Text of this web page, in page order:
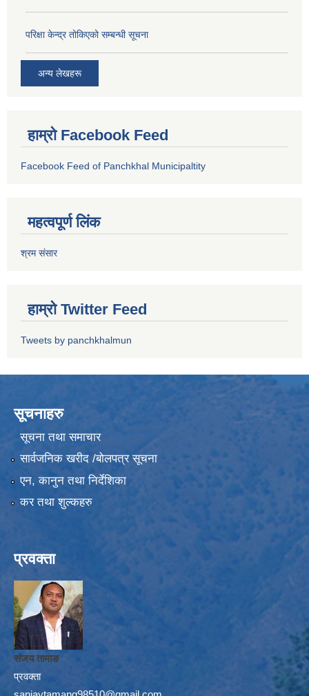
परिक्षा केन्द्र तोकिएको सम्बन्धी सूचना
अन्य लेखहरू
हाम्रो Facebook Feed
Facebook Feed of Panchkhal Municipaltity
महत्वपूर्ण लिंक
श्रम संसार
हाम्रो Twitter Feed
Tweets by panchkhalmun
सूचनाहरु
सूचना तथा समाचार
सार्वजनिक खरीद /बोलपत्र सूचना
एन, कानुन तथा निर्देशिका
कर तथा शुल्कहरु
प्रवक्ता
संजय तामाङ
प्रवक्ता